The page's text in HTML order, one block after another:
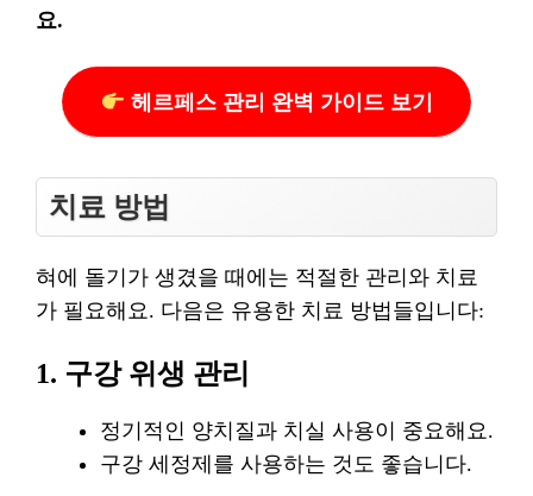
요.
헤르페스 관리 완벽 가이드 보기
치료 방법
혀에 돌기가 생겼을 때에는 적절한 관리와 치료
가 필요해요. 다음은 유용한 치료 방법들입니다:
1. 구강 위생 관리
정기적인 양치질과 치실 사용이 중요해요.
구강 세정제를 사용하는 것도 좋습니다.